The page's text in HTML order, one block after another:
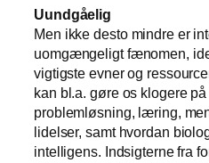
Uundgåelig
Men ikke desto mindre er
uomgængeligt fænomen,
vigtigste evner og
kan bl.a. gøre os klogere
problemløsning, læring,
lidelser, samt hvordan
intelligens. Indsigterne fra